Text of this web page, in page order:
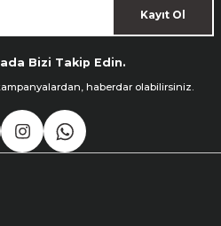
Kayıt Ol
Bizi Takip Edin.
haberdar olabilirsiniz.